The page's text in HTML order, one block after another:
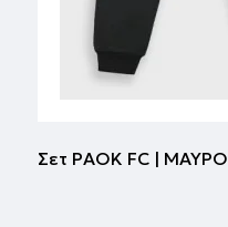
Σετ PAOK FC | ΜΑΥΡΟ